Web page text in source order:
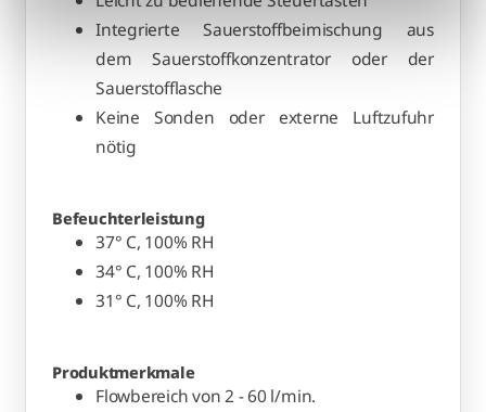
Integrierte Sauerstoffbeimischung aus
dem Sauerstoffkonzentrator oder der
Sauerstofflasche
Keine Sonden oder externe Luftzufuhr
nötig
Befeuchterleistung
37° C, 100% RH
34° C, 100% RH
31° C, 100% RH
Produktmerkmale
Flowbereich von 2 - 60 l/min.